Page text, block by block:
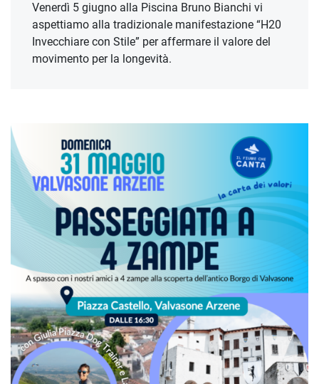
Venerdì 5 giugno alla Piscina Bruno Bianchi vi
aspettiamo alla tradizionale manifestazione “H20
Invecchiare con Stile” per affermare il valore del
movimento per la longevità.